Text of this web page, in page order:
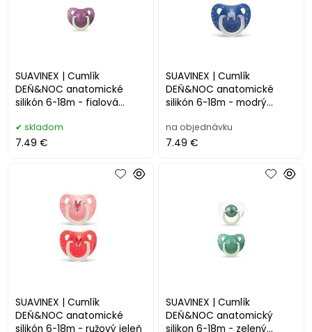
SUAVINEX | Cumlík
DEŇ&NOC anatomické
silikón 6-18m - fialová
skladom
7.49 €
SUAVINEX | Cumlík
DEŇ&NOC anatomické
silikón 6-18m - modrý
na objednávku
7.49 €
SUAVINEX | Cumlík
DEŇ&NOC anatomické
silikón 6-18m - ružový jeleň
SUAVINEX | Cumlík
DEŇ&NOC anatomický
silikon 6-18m - zelený